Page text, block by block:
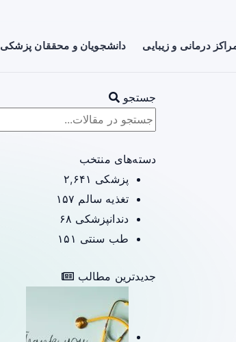
درمانی و زیبایی دانشجویان و محققان پزشکی
جستجو
دسته‌های منتخب
پزشکی ۲,۶۴۱
تغذیه سالم ۱۵۷
دندانپزشکی ۶۸
طب سنتی ۱۵۱
جدیدترین مطالب